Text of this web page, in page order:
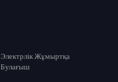
Электрлік Жұмыртқа
Булағыш